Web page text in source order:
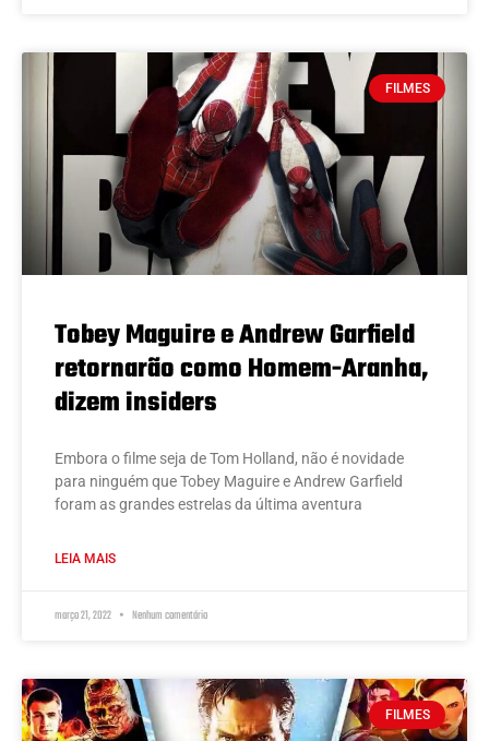
FILMES
Tobey Maguire e Andrew Garfield
retornarão como Homem-Aranha,
dizem insiders
Embora o filme seja de Tom Holland, não é novidade
para ninguém que Tobey Maguire e Andrew Garfield
foram as grandes estrelas da última aventura
LEIA MAIS
março 21, 2022 Nenhum comentário
FILMES